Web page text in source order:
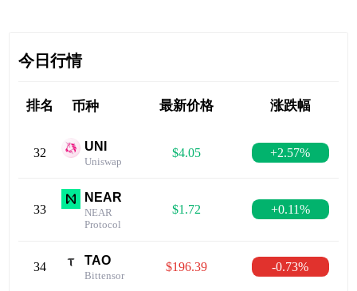
今日行情
排名 币种 最新价格 涨跌幅
32 UNI
Uniswap
$4.05 +2.57%
33
NEAR
NEAR
Protocol
$1.72 +0.11%
34 TAO
Bittensor
$196.39 -0.73%